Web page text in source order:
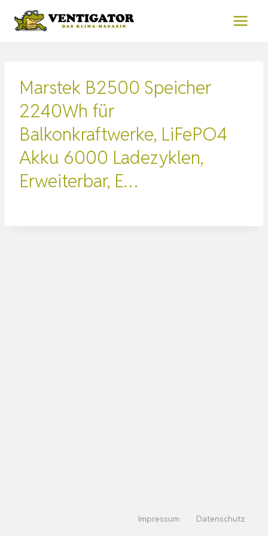
Inhalt
Marstek B2500 Speicher
2240Wh für
Balkonkraftwerke, LiFePO4
Akku 6000 Ladezyklen,
Erweiterbar, E…
Impressum Datenschutz